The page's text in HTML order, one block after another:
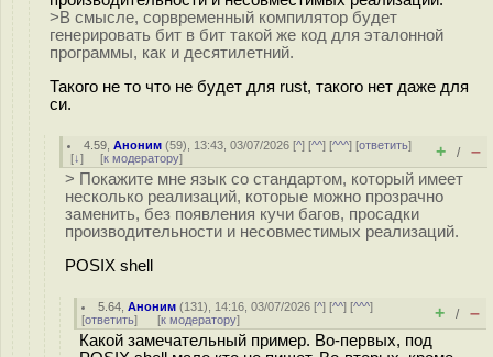
>В смысле, сорвременный компилятор будет
генерировать бит в бит такой же код для эталонной
программы, как и десятилетний.
Такого не то что не будет для rust, такого нет даже для
си.
4.59 ,Аноним (59), 13:43, 03/07/2026 [^] [^^] [^^^] [ответить]
[↓] [к модератору] + / –
> Покажите мне язык со стандартом, который имеет
несколько реализаций, которые можно прозрачно
заменить, без появления кучи багов, просадки
производительности и несовместимых реализаций.
POSIX shell
5.64 ,Аноним (131), 14:16, 03/07/2026 [^] [^^] [^^^]
[ответить] [к модератору] + / –
Какой замечательный пример. Во-первых, под